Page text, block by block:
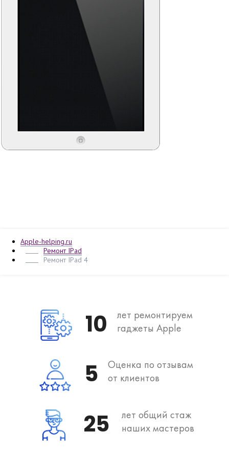
Apple-helping.ru
Ремонт IPad
Ремонт IPad 4
10
лет ремонтируем
гаджеты Apple
5
Оценка по отзывам
от клиентов
25
лет общий стаж
наших мастеров